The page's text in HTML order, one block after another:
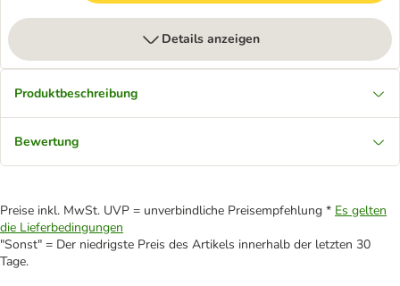
Details anzeigen
Produktbeschreibung
Bewertung
Preise inkl. MwSt. UVP = unverbindliche Preisempfehlung * Es gelten
die Lieferbedingungen
"Sonst" = Der niedrigste Preis des Artikels innerhalb der letzten 30
Tage.